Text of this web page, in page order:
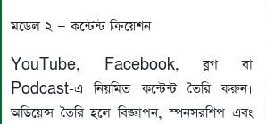
মডেল ২ — কন্টেন্ট ক্রিয়েশন
YouTube, Facebook, ব্লগ বা
Podcast-এ নিয়মিত কন্টেন্ট তৈরি করুন।
অডিয়েন্স তৈরি হলে বিজ্ঞাপন, স্পনসরশিপ এবং